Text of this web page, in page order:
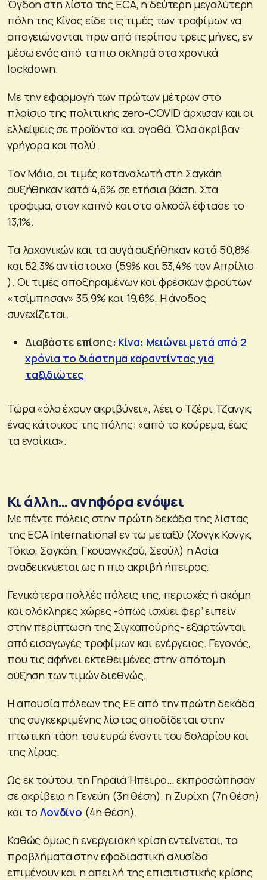
Όγδοη στη λίστα της ECA, η δεύτερη μεγαλύτερη
πόλη της Κίνας είδε τις τιμές των τροφίμων να
απογειώνονται πριν από περίπου τρεις μήνες, εν
μέσω ενός από τα πιο σκληρά στα χρονικά
lockdown.
Με την εφαρμογή των πρώτων μέτρων στο
πλαίσιο της πολιτικής zero-COVID άρχισαν και οι
ελλείψεις σε προϊόντα και αγαθά. Όλα ακρίβαν
γρήγορα και πολύ.
Τον Μάιο, οι τιμές καταναλωτή στη Σαγκάη
αυξήθηκαν κατά 4,6% σε ετήσια βάση. Στα
τροφιμα, στον καπνό και στο αλκοόλ έφτασε το
13,1%.
Τα λαχανικών και τα αυγά αυξήθηκαν κατά 50,8%
και 52,3% αντίστοιχα (59% και 53,4% τον Απρίλιο
). Οι τιμές αποξηραμένων και φρέσκων φρούτων
«τσίμπησαν» 35,9% και 19,6%. Η άνοδος
συνεχίζεται.
Διαβάστε επίσης: Κίνα: Μειώνει μετά από 2
χρόνια το διάστημα καραντίντας για
ταξιδιώτες
Τώρα «όλα έχουν ακριβύνει», λέει ο Τζέρι Τζανγκ,
ένας κάτοικος της πόλης: «από το κούρεμα, έως
τα ενοίκια».
Κι άλλη… ανηφόρα ενόψει
Με πέντε πόλεις στην πρώτη δεκάδα της λίστας
της ECA International εν τω μεταξύ (Χονγκ Κονγκ,
Τόκιο, Σαγκάη, Γκουανγκζού, Σεούλ) η Ασία
αναδεικνύεται ως η πιο ακριβή ήπειρος.
Γενικότερα πολλές πόλεις της, περιοχές ή ακόμη
και ολόκληρες χώρες -όπως ισχύει φερ’ ειπείν
στην περίπτωση της Σιγκαπούρης- εξαρτώνται
από εισαγωγές τροφίμων και ενέργειας. Γεγονός,
που τις αφήνει εκτεθειμένες στην απότομη
αύξηση των τιμών διεθνώς.
Η απουσία πόλεων της ΕΕ από την πρώτη δεκάδα
της συγκεκριμένης λίστας αποδίδεται στην
πτωτική τάση του ευρώ έναντι του δολαρίου και
της λίρας.
Ως εκ τούτου, τη Γηραιά Ήπειρο… εκπροσώπησαν
σε ακρίβεια η Γενεύη (3η θέση), η Ζυρίχη (7η θέση)
και το Λονδίνο (4η θέση).
Καθώς όμως η ενεργειακή κρίση εντείνεται, τα
προβλήματα στην εφοδιαστική αλυσίδα
επιμένουν και η απειλή της επισιτιστικής κρίσης